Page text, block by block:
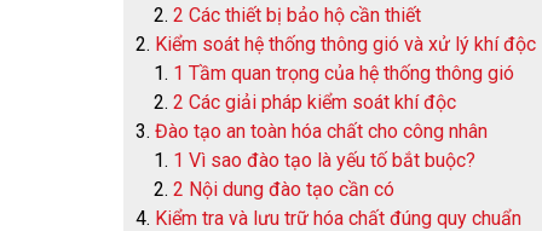
2 Các thiết bị bảo hộ cần thiết
Kiểm soát hệ thống thông gió và xử lý khí độc
1 Tầm quan trọng của hệ thống thông gió
2 Các giải pháp kiểm soát khí độc
Đào tạo an toàn hóa chất cho công nhân
1 Vì sao đào tạo là yếu tố bắt buộc?
2 Nội dung đào tạo cần có
Kiểm tra và lưu trữ hóa chất đúng quy chuẩn